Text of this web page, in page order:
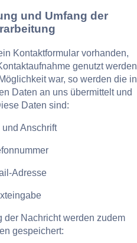
und Umfang der
Kontaktformular vorhanden,
genutzt werden
war, so werden die in
Daten an uns übermittelt und
Daten sind:
Anschrift
Adresse
der Nachricht werden zudem
gespeichert: